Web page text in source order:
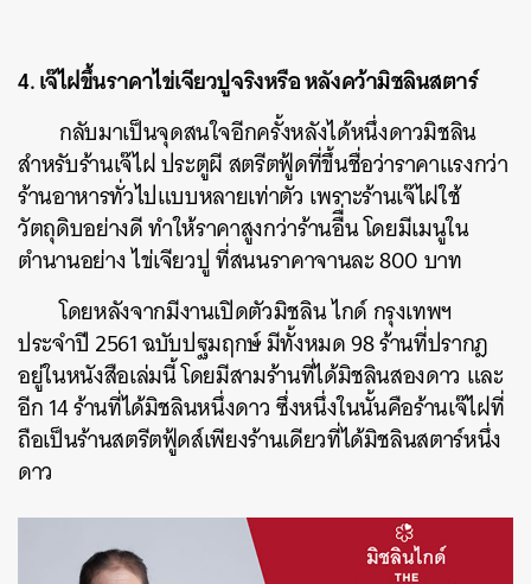
4. เจ๊ไฝขึ้นราคาไข่เจียวปูจริงหรือ หลังคว้ามิชลินสตาร์
กลับมาเป็นจุดสนใจอีกครั้งหลังได้หนึ่งดาวมิชลิน
สำหรับร้านเจ๊ไฝ ประตูผี สตรีตฟู้ดที่ขึ้นชื่อว่าราคาแรงกว่า
ร้านอาหารทั่วไปแบบหลายเท่าตัว เพราะร้านเจ๊ไฝใช้
วัตถุดิบอย่างดี ทำให้ราคาสูงกว่าร้านอืื่น โดยมีเมนูใน
ตำนานอย่าง ไข่เจียวปู ที่สนนราคาจานละ 800 บาท
โดยหลังจากมีงานเปิดตัวมิชลิน ไกด์ กรุงเทพฯ
ประจำปี 2561 ฉบับปฐมฤกษ์ มีทั้งหมด 98 ร้านที่ปรากฎ
อยู่ในหนังสือเล่มนี้ โดยมีสามร้านที่ได้มิชลินสองดาว และ
อีก 14 ร้านที่ได้มิชลินหนึ่งดาว ซึ่งหนึ่งในนั้นคือร้านเจ๊ไฝที่
ถือเป็นร้านสตรีตฟู้ดส์เพียงร้านเดียวที่ได้มิชลินสตาร์หนึ่ง
ดาว